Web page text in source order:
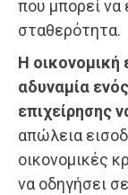
που μπορεί να
σταθερότητα.
Η οικονομική
αδυναμία
επιχείρησης
απώλεια
οικονομικές
να οδηγήσει